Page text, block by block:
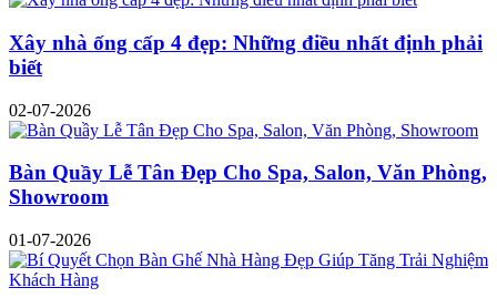
Xây nhà ống cấp 4 đẹp: Những điều nhất định phải
biết
02-07-2026
Bàn Quầy Lễ Tân Đẹp Cho Spa, Salon, Văn Phòng,
Showroom
01-07-2026